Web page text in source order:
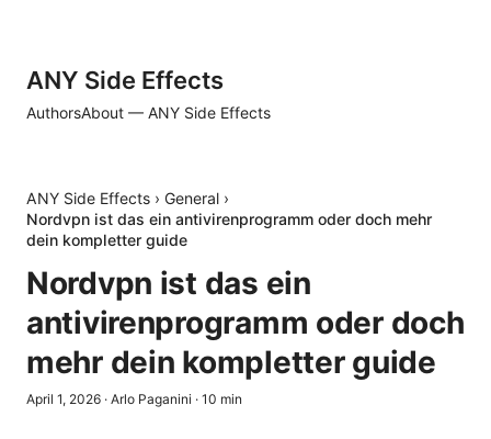
ANY Side Effects
AuthorsAbout — ANY Side Effects
ANY Side Effects › General ›
Nordvpn ist das ein antivirenprogramm oder doch mehr
dein kompletter guide
Nordvpn ist das ein
antivirenprogramm oder doch
mehr dein kompletter guide
April 1, 2026 · Arlo Paganini · 10 min